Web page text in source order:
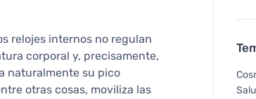
relojes internos no regulan
corporal y, precisamente,
naturalmente su pico
otras cosas, moviliza las